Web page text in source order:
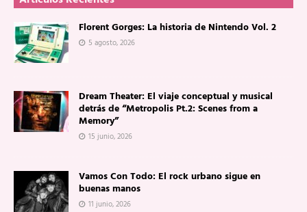
Florent Gorges: La historia de Nintendo Vol. 2
5 agosto, 2026
Dream Theater: El viaje conceptual y musical
detrás de “Metropolis Pt.2: Scenes from a
Memory”
15 junio, 2026
Vamos Con Todo: El rock urbano sigue en
buenas manos
11 junio, 2026